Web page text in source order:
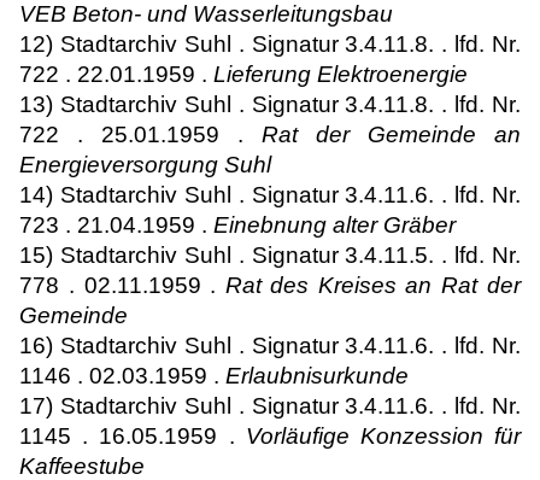
VEB Beton- und Wasserleitungsbau
12) Stadtarchiv Suhl . Signatur 3.4.11.8. . lfd. Nr.
722 . 22.01.1959 . Lieferung Elektroenergie
13) Stadtarchiv Suhl . Signatur 3.4.11.8. . lfd. Nr.
722 . 25.01.1959 . Rat der Gemeinde an
Energieversorgung Suhl
14) Stadtarchiv Suhl . Signatur 3.4.11.6. . lfd. Nr.
723 . 21.04.1959 . Einebnung alter Gräber
15) Stadtarchiv Suhl . Signatur 3.4.11.5. . lfd. Nr.
778 . 02.11.1959 . Rat des Kreises an Rat der
Gemeinde
16) Stadtarchiv Suhl . Signatur 3.4.11.6. . lfd. Nr.
1146 . 02.03.1959 . Erlaubnisurkunde
17) Stadtarchiv Suhl . Signatur 3.4.11.6. . lfd. Nr.
1145 . 16.05.1959 . Vorläufige Konzession für
Kaffeestube